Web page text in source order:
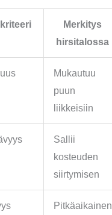
Merkitys
hirsitalossa
Mukautuu
puun
liikkeisiin
Sallii
kosteuden
siirtymisen
Pitkäaikainen